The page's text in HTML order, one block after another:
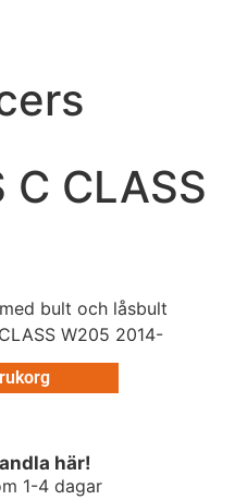
C CLASS
bult och låsbult
W205 2014-
här!
1-4 dagar